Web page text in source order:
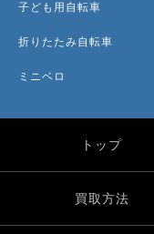
子ども用自転車
折りたたみ自転車
ミニベロ
トップ
買取方法